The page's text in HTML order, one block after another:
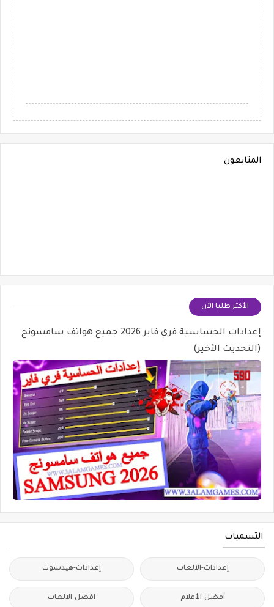
المتابعون
الأكثر طلبا الأن
إعدادات الحساسية فري فاير 2026 جميع هواتف سامسونج
(التحديث الأخير)
التسميات
إعدادات-الالعاب إعدادات-هيدشوت
أفضل-الأفلام افضل-الالعاب